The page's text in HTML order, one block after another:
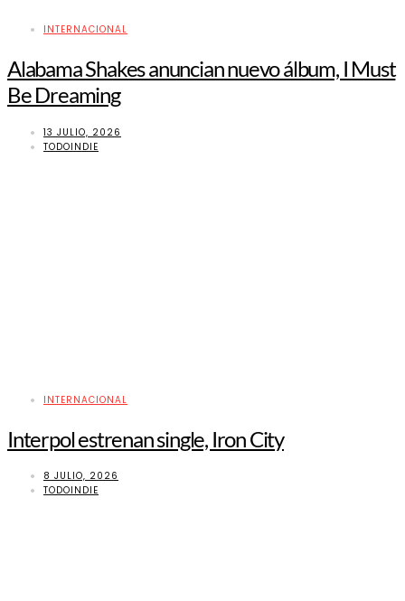
INTERNACIONAL
Alabama Shakes anuncian nuevo álbum, I Must
Be Dreaming
13 JULIO, 2026
TODOINDIE
INTERNACIONAL
Interpol estrenan single, Iron City
8 JULIO, 2026
TODOINDIE